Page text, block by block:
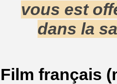
vous est
dans la
Film français